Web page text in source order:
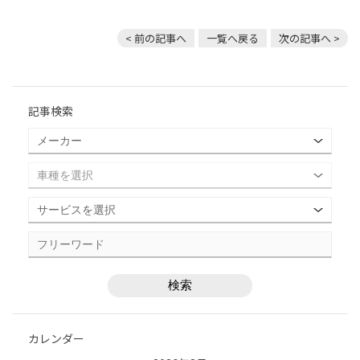
< 前の記事へ 一覧へ戻る 次の記事へ >
記事検索
カレンダー